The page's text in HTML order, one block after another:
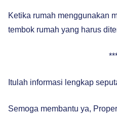
Ketika rumah menggunakan
tembok rumah yang harus
Itulah informasi lengkap
Semoga membantu ya,